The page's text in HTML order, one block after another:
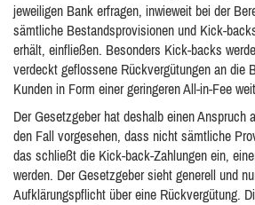
jeweiligen Bank erfragen, inwieweit bei der
sämtliche Bestandsprovisionen und Kick-
erhält, einfließen. Besonders Kick-backs
verdeckt geflossene Rückvergütungen an die
Kunden in Form einer geringeren All-in-Fee
Der Gesetzgeber hat deshalb einen Anspruch
den Fall vorgesehen, dass nicht sämtliche
das schließt die Kick-back-Zahlungen ein,
werden. Der Gesetzgeber sieht generell und
Aufklärungspflicht über eine Rückvergütung.